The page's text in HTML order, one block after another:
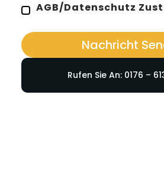
AGB/Datenschutz
Nachricht
Rufen Sie An: 0176 –